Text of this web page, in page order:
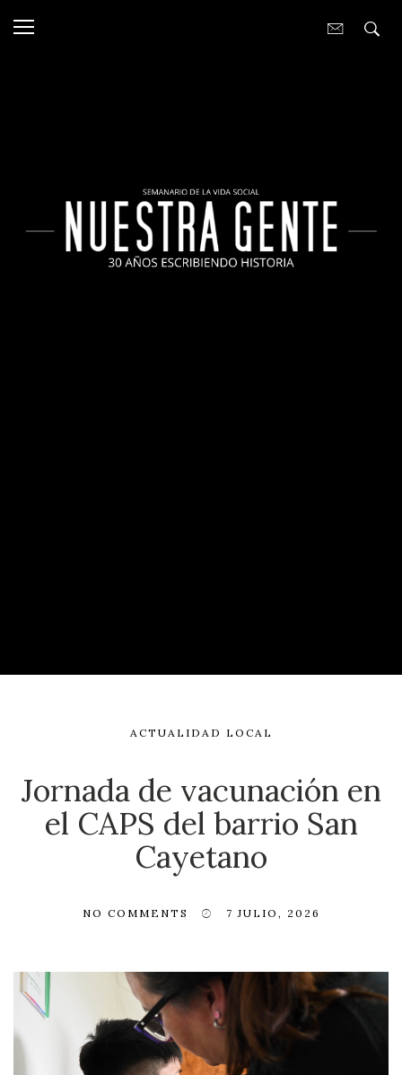
ACTUALIDAD LOCAL
Jornada de vacunación en
el CAPS del barrio San
Cayetano
NO COMMENTS 7 JULIO, 2026